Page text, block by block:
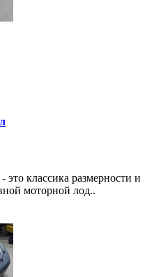
классика размерности и
моторной лод..